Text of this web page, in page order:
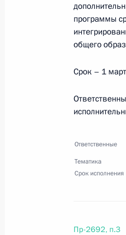
13
Перечень
13 октября
программы
общего
Срок – 1
Ответственные
Тематика
Срок исполнения
Пр-2692, п.3